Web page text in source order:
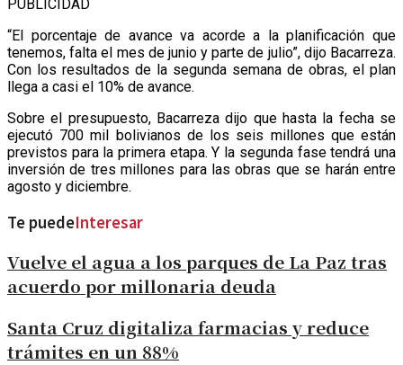
PUBLICIDAD
“El porcentaje de avance va acorde a la planificación que
tenemos, falta el mes de junio y parte de julio”, dijo Bacarreza.
Con los resultados de la segunda semana de obras, el plan
llega a casi el 10% de avance.
Sobre el presupuesto, Bacarreza dijo que hasta la fecha se
ejecutó 700 mil bolivianos de los seis millones que están
previstos para la primera etapa. Y la segunda fase tendrá una
inversión de tres millones para las obras que se harán entre
agosto y diciembre.
Te puedeInteresar
Vuelve el agua a los parques de La Paz tras
acuerdo por millonaria deuda
Santa Cruz digitaliza farmacias y reduce
trámites en un 88%